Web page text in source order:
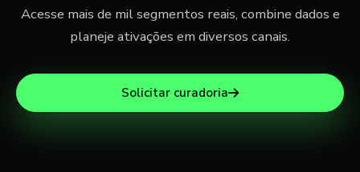
Acesse mais de mil segmentos reais, combine dados e
planeje ativações em diversos canais.
Solicitar curadoria